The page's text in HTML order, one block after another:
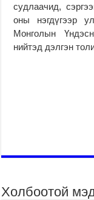
судлаачид,
оны нэгдүгээр
Монголын
нийтэд дэлгэн
Холбоотой